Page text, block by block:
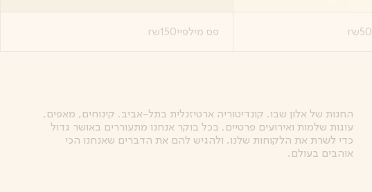
50
₪ פס מילפיי150
₪
החנות של אלון שבו. קונדיטוריה ארטיזנלית בתל-אביב. קינוחים, מאפים,
עוגות שלמות ואירועים פרטיים. בכל בוקר אנחנו מתעוררים באושר גדול
כדי לשרת את הלקוחות שלנו, ולהגיש להם את הדברים שאנחנו הכי
אוהבים בעולם.